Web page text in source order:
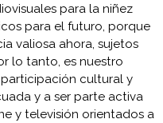
para la niñez
para el futuro, porque
valiosa ahora, sujetos
lo tanto, es nuestro
cultural y
y a ser parte activa
y televisión orientados a